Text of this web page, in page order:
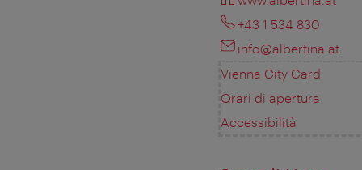
+43 1 534 830
info@albertina.at
Vienna City Card
Orari di apertura
Accessibilità